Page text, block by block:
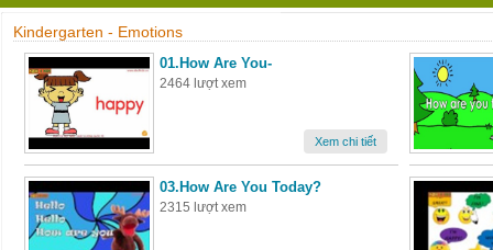
Kindergarten - Emotions
01.How Are You-
2464 lượt xem
Xem chi tiết
03.How Are You Today?
2315 lượt xem